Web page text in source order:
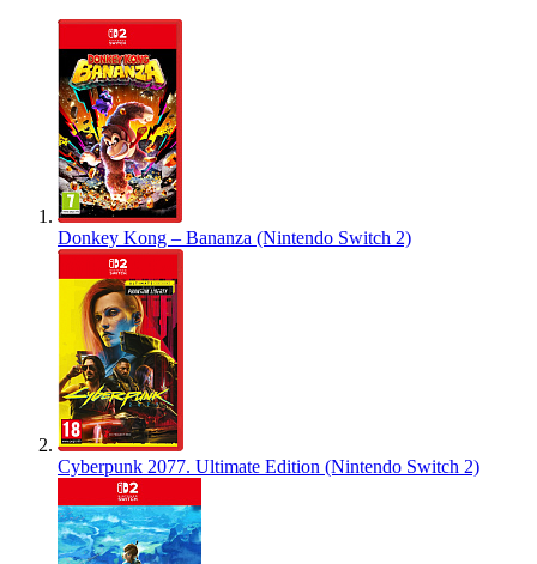
Donkey Kong – Bananza (Nintendo Switch 2)
Cyberpunk 2077. Ultimate Edition (Nintendo Switch 2)